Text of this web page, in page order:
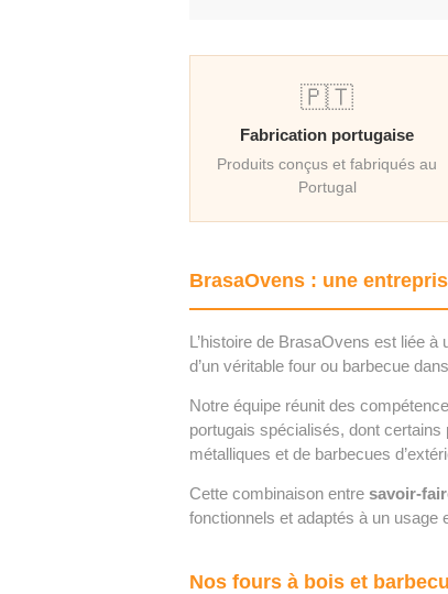
🇵🇹
Fabrication portugaise
Produits conçus et fabriqués au
Portugal
BrasaOvens : une
L’histoire de BrasaOvens est liée à
d’un véritable four ou barbecue
Notre équipe réunit des
portugais spécialisés, dont certains
métalliques et de barbecues
Cette combinaison entre savoir-
fonctionnels et adaptés à un
Nos fours à bois et